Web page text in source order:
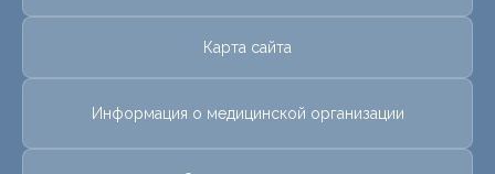
Карта сайта
Информация о медицинской организации